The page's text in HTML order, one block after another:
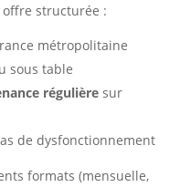
structurée :
métropolitaine
sous table
régulière sur
de dysfonctionnement
formats (mensuelle,